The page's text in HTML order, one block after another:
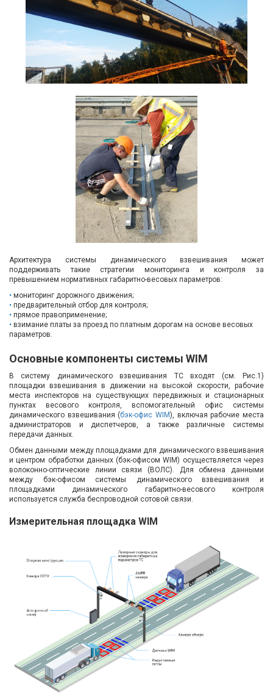
Архитектура системы динамического взвешивания может
поддерживать такие стратегии мониторинга и контроля за
превышением нормативных габаритно-весовых параметров:
мониторинг дорожного движения;
предварительный отбор для контроля;
прямое правоприменение;
взимание платы за проезд по платным дорогам на основе весовых
параметров.
Основные компоненты системы WIM
В систему динамического взвешивания ТС входят (см. Рис.1)
площадки взвешивания в движении на высокой скорости, рабочие
места инспекторов на существующих передвижных и стационарных
пунктах весового контроля, вспомогательный офис системы
динамического взвешивания (бэк-офис WIM), включая рабочие места
администраторов и диспетчеров, а также различные системы
передачи данных.
Обмен данными между площадками для динамического взвешивания
и центром обработки данных (бэк-офисом WIM) осуществляется через
волоконно-оптические линии связи (ВОЛС). Для обмена данными
между бэк-офисом системы динамического взвешивания и
площадками динамического габаритно-весового контроля
используется служба беспроводной сотовой связи.
Измерительная площадка WIМ